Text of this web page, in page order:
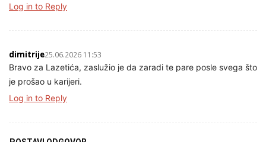
Log in to Reply
dimitrije25.06.2026 11:53
Bravo za Lazetića, zaslužio je da zaradi te pare posle svega što
je prošao u karijeri.
Log in to Reply